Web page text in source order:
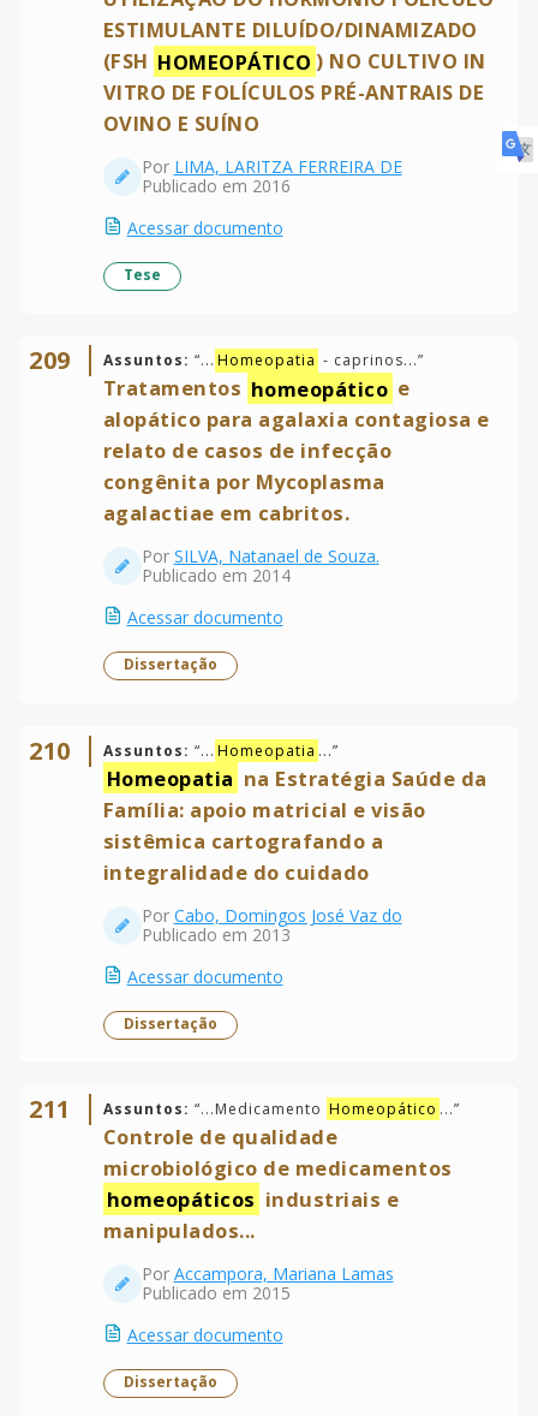
ESTIMULANTE DILUÍDO/DINAMIZADO
(FSH HOMEOPÁTICO ) NO CULTIVO IN
VITRO DE FOLÍCULOS PRÉ-ANTRAIS DE
OVINO E SUÍNO
Por LIMA, LARITZA FERREIRA DE
Publicado em 2016
Acessar documento
Tese
209 Assuntos: “... Homeopatia - caprinos...”
Tratamentos homeopático e
alopático para agalaxia contagiosa e
relato de casos de infecção
congênita por Mycoplasma
agalactiae em cabritos.
Por SILVA, Natanael de Souza.
Publicado em 2014
Acessar documento
Dissertação
210 Assuntos: “... Homeopatia ...”
Homeopatia na Estratégia Saúde da
Família: apoio matricial e visão
sistêmica cartografando a
integralidade do cuidado
Por Cabo, Domingos José Vaz do
Publicado em 2013
Acessar documento
Dissertação
211 Assuntos: “...Medicamento Homeopático ...”
Controle de qualidade
microbiológico de medicamentos
homeopáticos industriais e
manipulados...
Por Accampora, Mariana Lamas
Publicado em 2015
Acessar documento
Dissertação